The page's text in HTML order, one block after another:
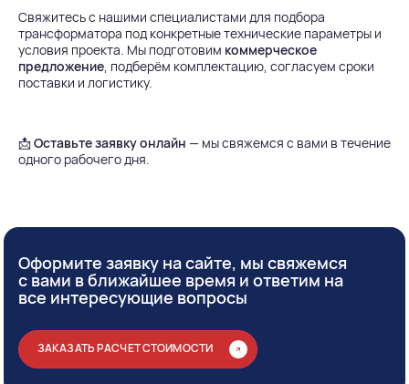
Свяжитесь с нашими специалистами для подбора
трансформатора под конкретные технические параметры и
условия проекта. Мы подготовим коммерческое
предложение, подберём комплектацию, согласуем сроки
поставки и логистику.
📩Оставьте заявку онлайн — мы свяжемся с вами в течение
одного рабочего дня.
Оформите заявку на сайте, мы свяжемся
с вами в ближайшее время и ответим на
все интересующие вопросы
ЗАКАЗАТЬ РАСЧЕТ СТОИМОСТИ